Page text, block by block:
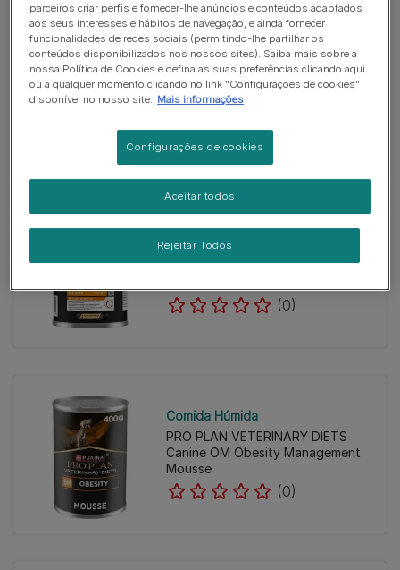
Comida Húmida
PRO PLAN® Adulto Todos os
Portes Everyday Nutrition Peixe
em Gelatina
Comida Húmida
PRO PLAN® Adulto Todos os
Portes Everyday Nutrition Peru em
(0)
Comida Húmida
PRO PLAN VETERINARY DIETS
Canine OM Obesity Management
Mousse
(0)
parceiros criar perfis e fornecer-lhe anúncios e conteúdos adaptados
aos seus interesses e hábitos de navegação, e ainda fornecer
funcionalidades de redes sociais (permitindo-lhe partilhar os
conteúdos disponibilizados nos nossos sites). Saiba mais sobre a
nossa Política de Cookies e defina as suas preferências clicando aqui
ou a qualquer momento clicando no link "Configurações de cookies"
disponível no nosso site.
Mais informações
Configurações de cookies
Rejeitar Todos
Aceitar todos